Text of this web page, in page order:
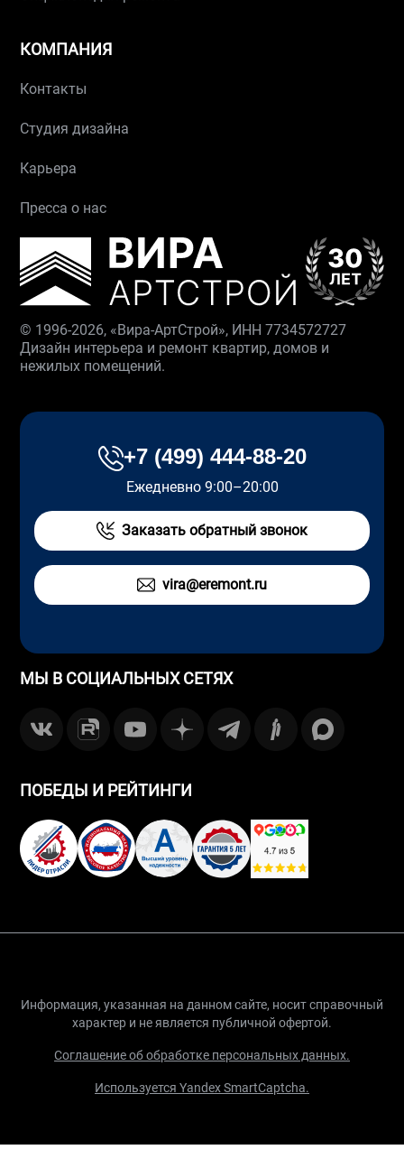
КОМПАНИЯ
Контакты
Студия дизайна
Карьера
Пресса о нас
© 1996-2026, «Вира-АртСтрой», ИНН 7734572727
Дизайн интерьера и ремонт квартир, домов и
нежилых помещений.
+7 (499) 444-88-20
Ежедневно 9:00–20:00
Заказать обратный звонок
vira@eremont.ru
МЫ В СОЦИАЛЬНЫХ СЕТЯХ
ПОБЕДЫ И РЕЙТИНГИ
Информация, указанная на данном сайте, носит справочный
характер и не является публичной офертой.
Соглашение об обработке персональных данных.
Используется Yandex SmartCaptcha.